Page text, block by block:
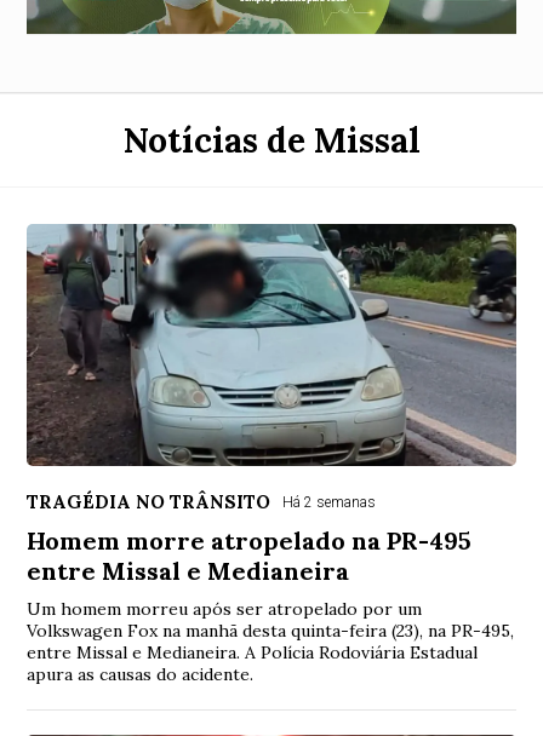
Notícias de Missal
TRAGÉDIA NO TRÂNSITO Há 2 semanas
Homem morre atropelado na PR-495
entre Missal e Medianeira
Um homem morreu após ser atropelado por um
Volkswagen Fox na manhã desta quinta-feira (23), na PR-495,
entre Missal e Medianeira. A Polícia Rodoviária Estadual
apura as causas do acidente.